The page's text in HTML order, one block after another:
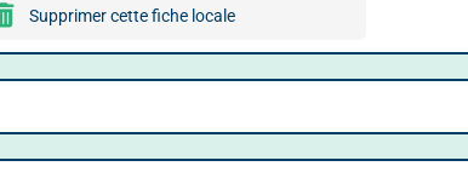
Supprimer cette fiche locale